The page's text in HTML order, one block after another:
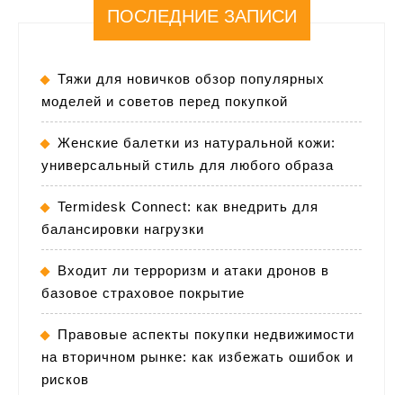
ПОСЛЕДНИЕ ЗАПИСИ
Тяжи для новичков обзор популярных
моделей и советов перед покупкой
Женские балетки из натуральной кожи:
универсальный стиль для любого образа
Termidesk Connect: как внедрить для
балансировки нагрузки
Входит ли терроризм и атаки дронов в
базовое страховое покрытие
Правовые аспекты покупки недвижимости
на вторичном рынке: как избежать ошибок и
рисков